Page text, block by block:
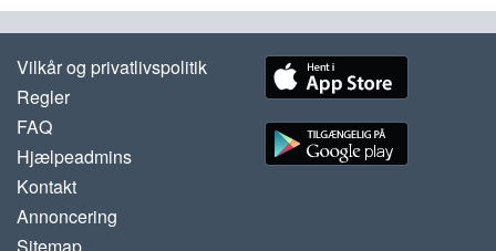
Vilkår og privatlivspolitik
Regler
FAQ
Hjælpeadmins
Kontakt
Annoncering
Sitemap